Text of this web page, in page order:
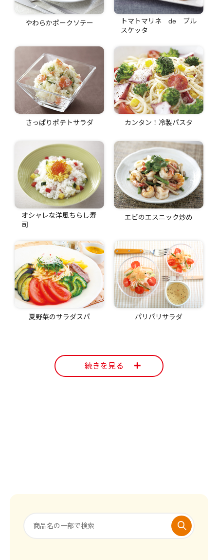
やわらかポークソテー
トマトマリネ de ブル
スケッタ
さっぱりポテトサラダ カンタン！冷製パスタ
オシャレな洋風ちらし寿
司
エビのエスニック炒め
夏野菜のサラダスパ パリパリサラダ
続きを見る